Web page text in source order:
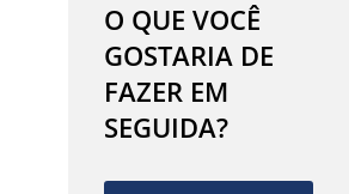
O QUE VOCÊ
GOSTARIA DE
FAZER EM
SEGUIDA?